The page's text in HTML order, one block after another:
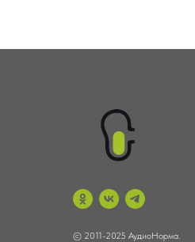
© 2011-2025 АудиоНорма.